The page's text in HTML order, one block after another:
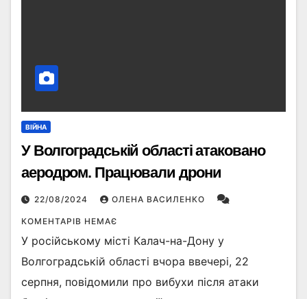
ВІЙНА
У Волгоградській області атаковано
аеродром. Працювали дрони
22/08/2024 ОЛЕНА ВАСИЛЕНКО
КОМЕНТАРІВ НЕМАЄ
У російському місті Калач-на-Дону у
Волгоградській області вчора ввечері, 22
серпня, повідомили про вибухи після атаки